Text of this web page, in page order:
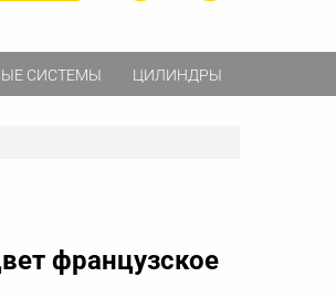
СИСТЕМЫ ЦИЛИНДРЫ
французское